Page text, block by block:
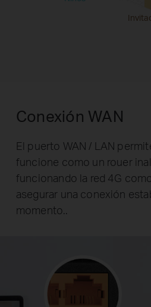
Conexión WAN
El puerto WAN / LAN
funcione como un rouer
funcionando la red 4G
asegurar una conexión
momento..